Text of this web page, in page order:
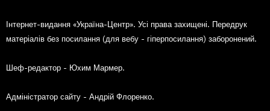
Інтернет-видання «Україна-Центр». Усі права захищені. Передрук
матеріалів без посилання (для вебу - гіперпосилання) заборонений.
Шеф-редактор - Юхим Мармер.
Адміністратор сайту - Андрій Флоренко.